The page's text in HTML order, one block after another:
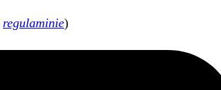
regulaminie)